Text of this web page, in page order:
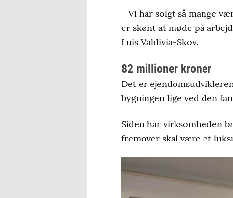
- Vi har solgt så mange
er skønt at møde på
Luis Valdivia-Skov.
82 millioner kroner
Det er
bygningen lige ved den
Siden har virksomheden
fremover skal være et